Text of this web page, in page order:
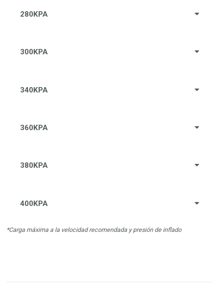
280KPA
300KPA
340KPA
360KPA
380KPA
400KPA
*Carga máxima a la velocidad recomendada y presión de inflado